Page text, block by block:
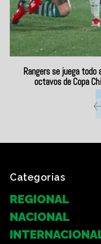
Rangers se juega todo
octavos de Copa
Categorias
REGIONAL
NACIONAL